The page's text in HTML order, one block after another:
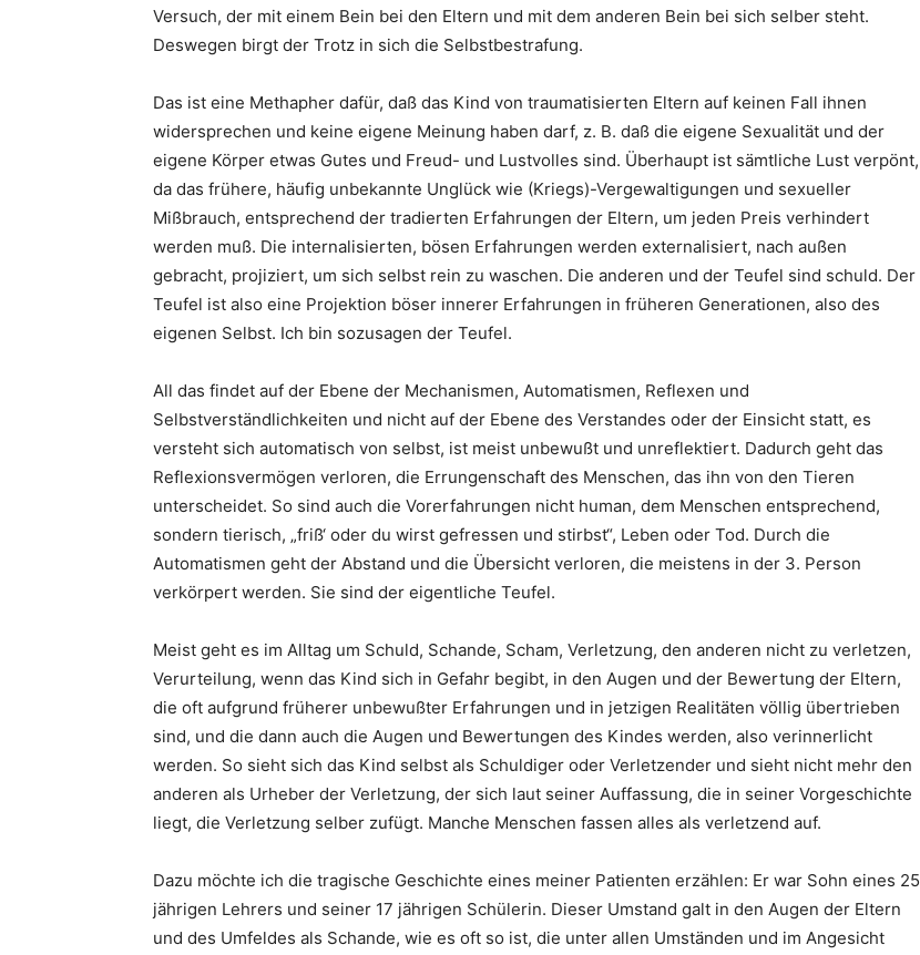
Versuch, der mit einem Bein bei den Eltern und mit dem anderen Bein bei sich selber steht.
Deswegen birgt der Trotz in sich die Selbstbestrafung.
Das ist eine Methapher dafür, daß das Kind von traumatisierten Eltern auf keinen Fall ihnen
widersprechen und keine eigene Meinung haben darf, z. B. daß die eigene Sexualität und der
eigene Körper etwas Gutes und Freud- und Lustvolles sind. Überhaupt ist sämtliche Lust verpönt,
da das frühere, häufig unbekannte Unglück wie (Kriegs)-Vergewaltigungen und sexueller
Mißbrauch, entsprechend der tradierten Erfahrungen der Eltern, um jeden Preis verhindert
werden muß. Die internalisierten, bösen Erfahrungen werden externalisiert, nach außen
gebracht, projiziert, um sich selbst rein zu waschen. Die anderen und der Teufel sind schuld. Der
Teufel ist also eine Projektion böser innerer Erfahrungen in früheren Generationen, also des
eigenen Selbst. Ich bin sozusagen der Teufel.
All das findet auf der Ebene der Mechanismen, Automatismen, Reflexen und
Selbstverständlichkeiten und nicht auf der Ebene des Verstandes oder der Einsicht statt, es
versteht sich automatisch von selbst, ist meist unbewußt und unreflektiert. Dadurch geht das
Reflexionsvermögen verloren, die Errungenschaft des Menschen, das ihn von den Tieren
unterscheidet. So sind auch die Vorerfahrungen nicht human, dem Menschen entsprechend,
sondern tierisch, „friß‘ oder du wirst gefressen und stirbst“, Leben oder Tod. Durch die
Automatismen geht der Abstand und die Übersicht verloren, die meistens in der 3. Person
verkörpert werden. Sie sind der eigentliche Teufel.
Meist geht es im Alltag um Schuld, Schande, Scham, Verletzung, den anderen nicht zu verletzen,
Verurteilung, wenn das Kind sich in Gefahr begibt, in den Augen und der Bewertung der Eltern,
die oft aufgrund früherer unbewußter Erfahrungen und in jetzigen Realitäten völlig übertrieben
sind, und die dann auch die Augen und Bewertungen des Kindes werden, also verinnerlicht
werden. So sieht sich das Kind selbst als Schuldiger oder Verletzender und sieht nicht mehr den
anderen als Urheber der Verletzung, der sich laut seiner Auffassung, die in seiner Vorgeschichte
liegt, die Verletzung selber zufügt. Manche Menschen fassen alles als verletzend auf.
Dazu möchte ich die tragische Geschichte eines meiner Patienten erzählen: Er war Sohn eines 25
jährigen Lehrers und seiner 17 jährigen Schülerin. Dieser Umstand galt in den Augen der Eltern
und des Umfeldes als Schande, wie es oft so ist, die unter allen Umständen und im Angesicht